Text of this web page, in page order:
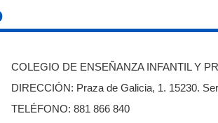
COLEGIO DE ENSEÑANZA INFANTIL Y
DIRECCIÓN: Praza de Galicia, 1. 15230.
TELÉFONO: 881 866 840